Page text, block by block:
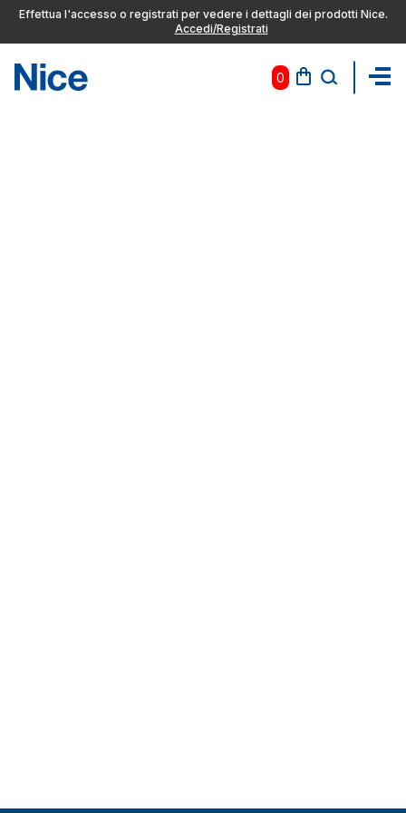
Effettua l'accesso o registrati per vedere i dettagli dei prodotti Nice.
Accedi/Registrati
0